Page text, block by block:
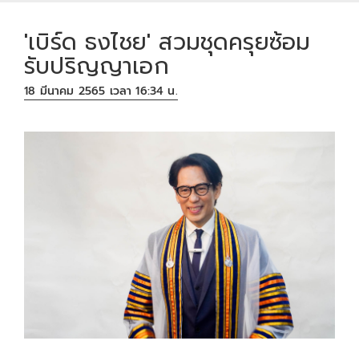
'เบิร์ด ธงไชย' สวมชุดครุยซ้อม
รับปริญญาเอก
18 มีนาคม 2565 เวลา 16:34 น.